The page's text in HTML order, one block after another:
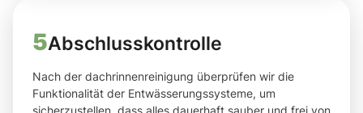
5Abschlusskontrolle
Nach der dachrinnenreinigung überprüfen wir die
Funktionalität der Entwässerungssysteme, um
sicherzustellen, dass alles dauerhaft sauber und frei von